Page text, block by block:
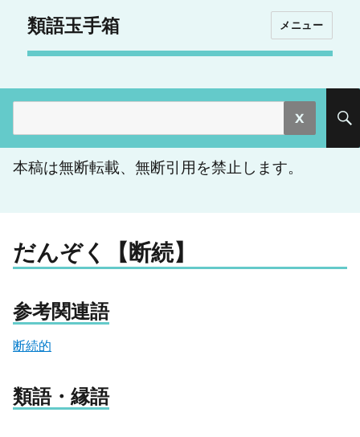
類語玉手箱 メニュー
索:
本稿は無断転載、無断引用を禁止します。
だんぞく【断続】
参考関連語
断続的
類語・縁語